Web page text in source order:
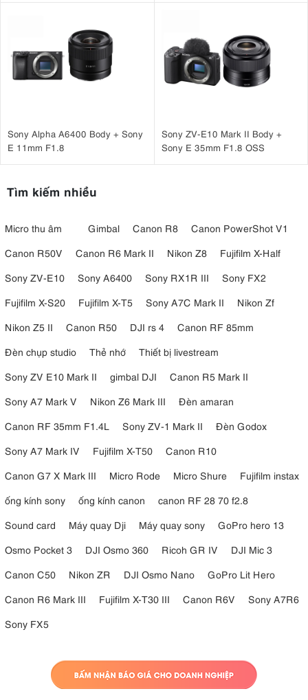
Sony Alpha A6400 Body + Sony
E 11mm F1.8
Sony ZV-E10 Mark II Body +
Sony E 35mm F1.8 OSS
Tìm kiếm nhiều
Micro thu âm Gimbal Canon R8
Canon PowerShot V1
Canon R50V
Canon R6 Mark II Nikon Z8
Fujifilm X-Half
Sony ZV-E10
Sony A6400 Sony RX1R III
Sony FX2
Fujifilm X-S20
Fujifilm X-T5 Sony A7C Mark II
Nikon Zf
Nikon Z5 II
Canon R50 DJI rs 4
Canon RF 85mm
Đèn chụp studio
Thẻ nhớ
Thiết bị livestream
Sony ZV E10 Mark II
gimbal DJI
Canon R5 Mark II
Sony A7 Mark V
Nikon Z6 Mark III
Đèn amaran
Canon RF 35mm F1.4L
Sony ZV-1 Mark II
Đèn Godox
Sony A7 Mark IV
Fujifilm X-T50
Canon R10
Canon G7 X Mark III
Micro Rode Micro Shure
Fujifilm instax
ống kính sony
ống kính canon
canon RF 28 70 f2.8
Sound card
Máy quay Dji Máy quay sony
GoPro hero 13
Osmo Pocket 3
DJI Osmo 360 Ricoh GR IV
DJI Mic 3
Canon C50
Nikon ZR DJI Osmo Nano
GoPro Lit Hero
Canon R6 Mark III
Fujifilm X-T30 III Canon R6V
Sony A7R6
Sony FX5